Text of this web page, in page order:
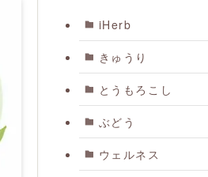
iHerb
きゅうり
とうもろこし
ぶどう
ウェルネス